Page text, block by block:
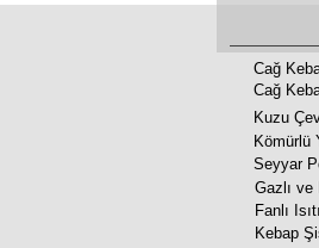
-
-
- Özel
-
-
-
- 2
- En
- Tüm
Cağ
Cağ
Kuzu
Kömürlü
Seyyar
Gazlı ve
Fanlı
Kebap